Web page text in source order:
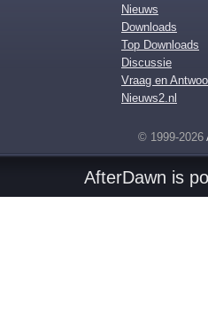
Nieuws
Downloads
Top Downloads
Discussie
Vraag en
Nieuws2.nl
© 1999-2026
AfterDawn is